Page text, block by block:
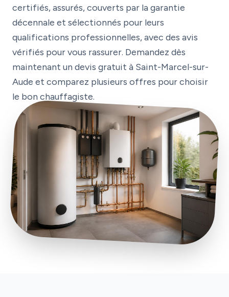
certifiés, assurés, couverts par la garantie
décennale et sélectionnés pour leurs
qualifications professionnelles, avec des avis
vérifiés pour vous rassurer. Demandez dès
maintenant un devis gratuit à Saint-Marcel-sur-
Aude et comparez plusieurs offres pour choisir
le bon chauffagiste.